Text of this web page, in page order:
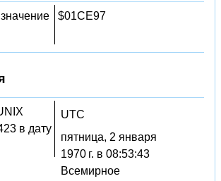
$01CE97
в дату
UTC
пятница, 2 января
1970 г. в 08:53:43
Всемирное